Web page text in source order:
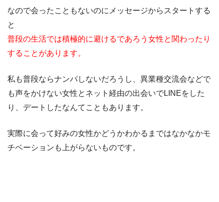
なので会ったこともないのにメッセージからスタートする
と
普段の生活では積極的に避けるであろう女性と関わったり
することがあります。
私も普段ならナンパしないだろうし、異業種交流会などで
も声をかけない女性とネット経由の出会いでLINEをした
り、デートしたなんてこともあります。
実際に会って好みの女性かどうかわかるまではなかなかモ
チベーションも上がらないものです。